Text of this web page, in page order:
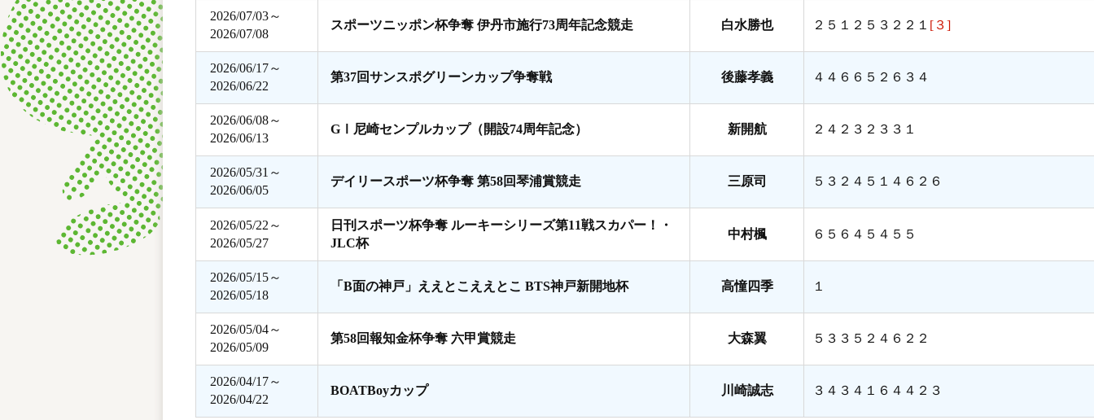
2026/07/03～
2026/07/08
スポーツニッポン杯争奪 伊丹市施行73周年記念競走 白水勝也 ２５１２５３２２１ [３]
2026/06/17～
2026/06/22
第37回サンスポグリーンカップ争奪戦 後藤孝義 ４４６６５２６３４
2026/06/08～
2026/06/13
GⅠ尼崎センプルカップ（開設74周年記念） 新開航 ２４２３２３３１
2026/05/31～
2026/06/05
デイリースポーツ杯争奪 第58回琴浦賞競走 三原司 ５３２４５１４６２６
2026/05/22～
2026/05/27
日刊スポーツ杯争奪 ルーキーシリーズ第11戦スカパー！・
JLC杯
中村楓 ６５６４５４５５
2026/05/15～
2026/05/18
「B面の神戸」ええとこええとこ BTS神戸新開地杯 高憧四季 １
2026/05/04～
2026/05/09
第58回報知金杯争奪 六甲賞競走 大森翼 ５３３５２４６２２
2026/04/17～
2026/04/22
BOATBoyカップ 川崎誠志 ３４３４１６４４２３